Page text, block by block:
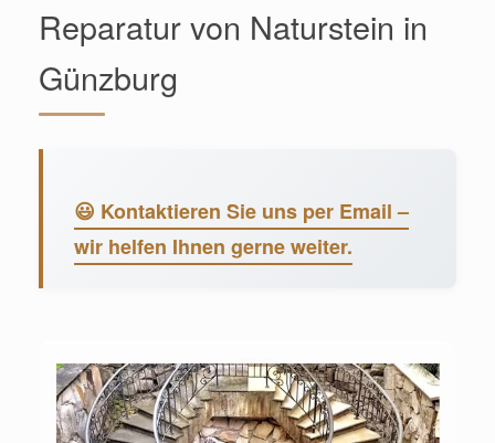
Reparatur von Naturstein in
Günzburg
😃 Kontaktieren Sie uns per Email –
wir helfen Ihnen gerne weiter.